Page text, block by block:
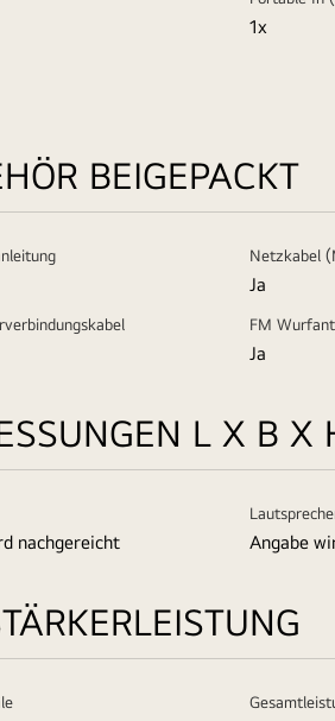
1x
BEIGEPACKT
Netzkabel
Ja
FM
Ja
L X B X
nachgereicht Angabe